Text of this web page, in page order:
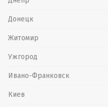
Донецк
Житомир
Ужгород
Ивано-Франковск
Киев